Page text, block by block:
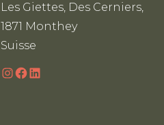
Les Giettes, Des Cerniers,
1871 Monthey
Suisse
Instagram Facebook LinkedIn